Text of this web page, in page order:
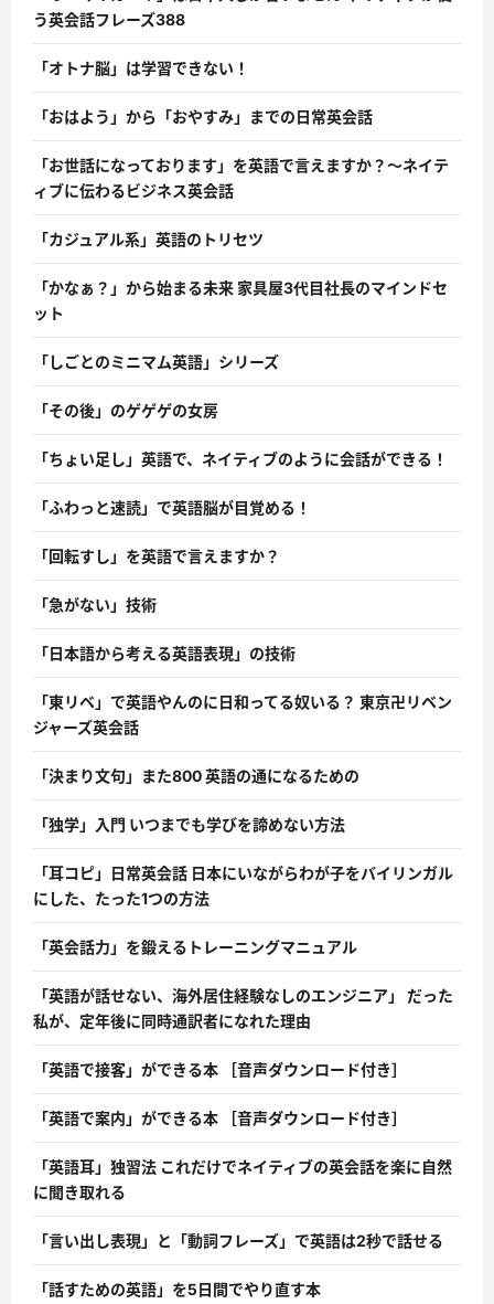
う英会話フレーズ388
「オトナ脳」は学習できない！
「おはよう」から「おやすみ」までの日常英会話
「お世話になっております」を英語で言えますか？〜ネイテ
ィブに伝わるビジネス英会話
「カジュアル系」英語のトリセツ
「かなぁ？」から始まる未来 家具屋3代目社長のマインドセ
ット
「しごとのミニマム英語」シリーズ
「その後」のゲゲゲの女房
「ちょい足し」英語で、ネイティブのように会話ができる！
「ふわっと速読」で英語脳が目覚める！
「回転すし」を英語で言えますか？
「急がない」技術
「日本語から考える英語表現」の技術
「東リベ」で英語やんのに日和ってる奴いる？ 東京卍リベン
ジャーズ英会話
「決まり文句」また800 英語の通になるための
「独学」入門 いつまでも学びを諦めない方法
「耳コピ」日常英会話 日本にいながらわが子をバイリンガル
にした、たった1つの方法
「英会話力」を鍛えるトレーニングマニュアル
「英語が話せない、海外居住経験なしのエンジニア」 だった
私が、定年後に同時通訳者になれた理由
「英語で接客」ができる本 ［音声ダウンロード付き］
「英語で案内」ができる本 ［音声ダウンロード付き］
「英語耳」独習法 これだけでネイティブの英会話を楽に自然
に聞き取れる
「言い出し表現」と「動詞フレーズ」で英語は2秒で話せる
「話すための英語」を5日間でやり直す本